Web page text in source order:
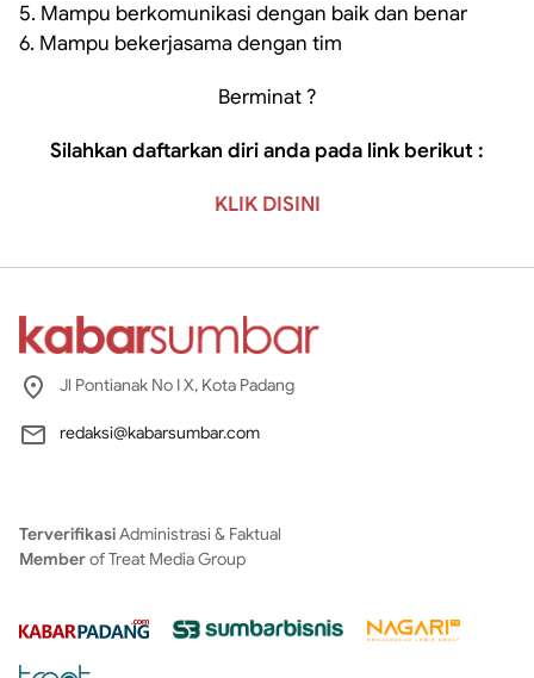
5. Mampu berkomunikasi dengan baik dan benar
6. Mampu bekerjasama dengan tim
Berminat ?
Silahkan daftarkan diri anda pada link berikut :
KLIK DISINI
Jl Pontianak No I X, Kota Padang
redaksi@kabarsumbar.com
TerverifikasiAdministrasi & Faktual
Memberof Treat Media Group